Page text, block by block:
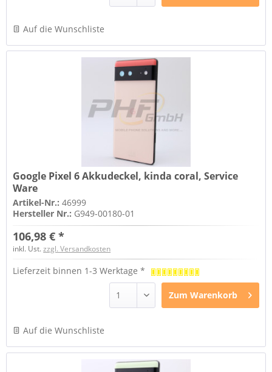
Auf die Wunschliste
Google Pixel 6 Akkudeckel, kinda coral, Service
Ware
Artikel-Nr.:46999
Hersteller Nr.: G949-00180-01
106,98 € *
inkl. Ust.zzgl. Versandkosten
Lieferzeit binnen 1-3 Werktage *
Zum Warenkorb
Auf die Wunschliste